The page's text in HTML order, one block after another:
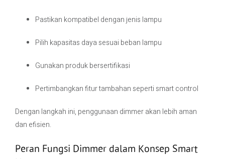
Pastikan kompatibel dengan jenis lampu
Pilih kapasitas daya sesuai beban lampu
Gunakan produk bersertifikasi
Pertimbangkan fitur tambahan seperti smart control
Dengan langkah ini, penggunaan dimmer akan lebih aman
dan efisien.
Peran Fungsi Dimmer dalam Konsep Smart